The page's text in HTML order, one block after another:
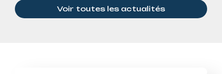
Voir toutes les actualités